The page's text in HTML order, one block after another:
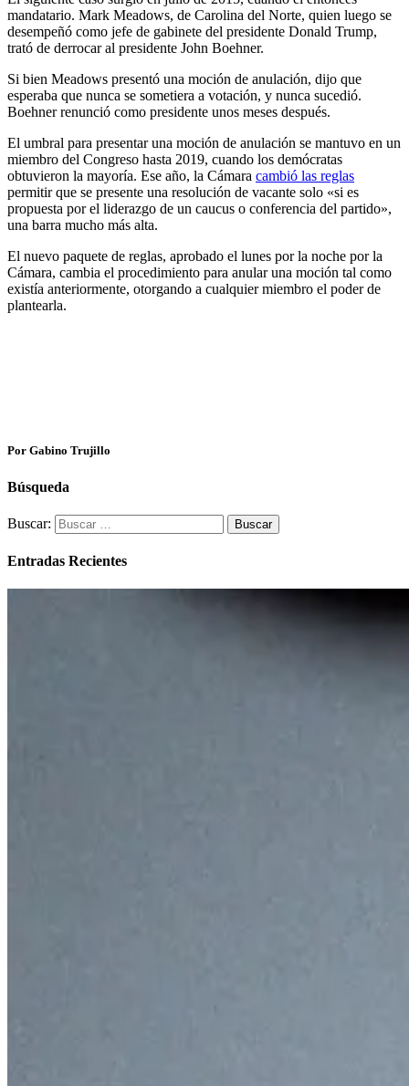
mandatario. Mark Meadows, de Carolina del Norte, quien luego se
desempeñó como jefe de gabinete del presidente Donald Trump,
trató de derrocar al presidente John Boehner.
Si bien Meadows presentó una moción de anulación, dijo que
esperaba que nunca se sometiera a votación, y nunca sucedió.
Boehner renunció como presidente unos meses después.
El umbral para presentar una moción de anulación se mantuvo en un
miembro del Congreso hasta 2019, cuando los demócratas
obtuvieron la mayoría. Ese año, la Cámara cambió las reglas
permitir que se presente una resolución de vacante solo «si es
propuesta por el liderazgo de un caucus o conferencia del partido»,
una barra mucho más alta.
El nuevo paquete de reglas, aprobado el lunes por la noche por la
Cámara, cambia el procedimiento para anular una moción tal como
existía anteriormente, otorgando a cualquier miembro el poder de
plantearla.
Por Gabino Trujillo
Búsqueda
Buscar:
Entradas Recientes